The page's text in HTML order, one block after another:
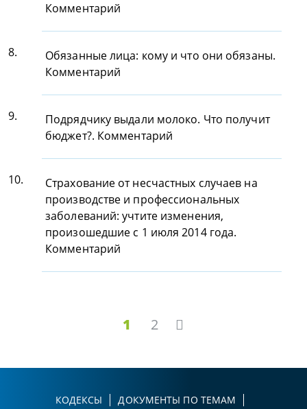
Комментарий
8.
Обязанные лица: кому и что они обязаны.
Комментарий
9.
Подрядчику выдали молоко. Что получит
бюджет?. Комментарий
10.
Страхование от несчастных случаев на
производстве и профессиональных
заболеваний: учтите изменения,
произошедшие с 1 июля 2014 года.
Комментарий
1 2
КОДЕКСЫ
ДОКУМЕНТЫ ПО ТЕМАМ